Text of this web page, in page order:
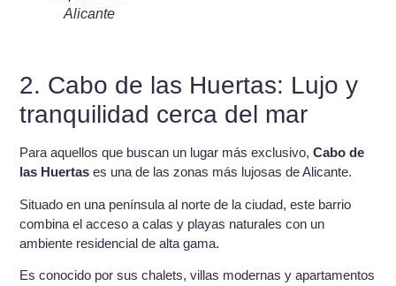
Alicante
2. Cabo de las Huertas: Lujo y
tranquilidad cerca del mar
Para aquellos que buscan un lugar más exclusivo,Cabo de
las Huertas es una de las zonas más lujosas de Alicante.
Situado en una península al norte de la ciudad, este barrio
combina el acceso a calas y playas naturales con un
ambiente residencial de alta gama.
Es conocido por sus chalets, villas modernas y apartamentos